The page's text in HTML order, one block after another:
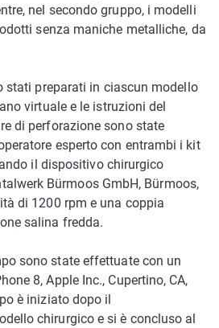
nel secondo gruppo, i modelli
senza maniche metalliche, da
stati preparati in ciascun modello
virtuale e le istruzioni del
di perforazione sono state
esperto con entrambi i kit
il dispositivo chirurgico
Bürmoos GmbH, Bürmoos,
di 1200 rpm e una coppia
salina fredda.
sono state effettuate con un
8, Apple Inc., Cupertino, CA,
è iniziato dopo il
chirurgico e si è concluso al